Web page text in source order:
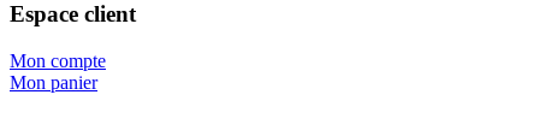
Espace client
Mon compte
Mon panier